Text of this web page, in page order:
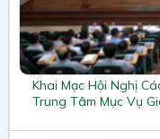
Khai Mạc Hội Nghị
Trung Tâm Mục Vụ